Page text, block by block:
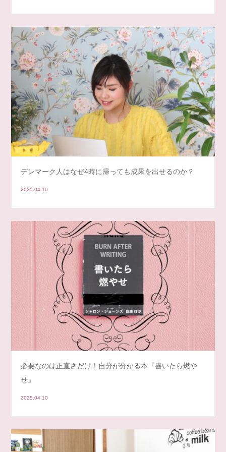
デンマーク人はなぜ4時に帰っても成果を出せるのか？
2025.04.10
必要なのは正直さだけ！自分が分かる本『書いたら燃や
せ』
2025.04.10